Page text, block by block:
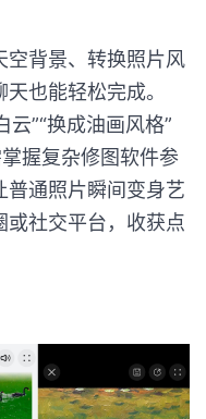
空背景、转换照片风
也能轻松完成。
云”“换成油画风格”
握复杂修图软件参
普通照片瞬间变身艺
或社交平台，收获点